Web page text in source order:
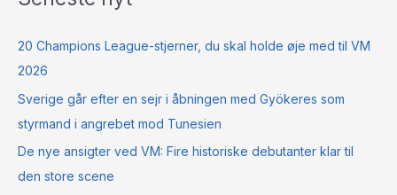
20 Champions League-stjerner, du skal holde øje med til VM
2026
Sverige går efter en sejr i åbningen med Gyökeres som
styrmand i angrebet mod Tunesien
De nye ansigter ved VM: Fire historiske debutanter klar til
den store scene